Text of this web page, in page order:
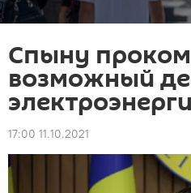
Спыну
возможный
17:00 11.10.2021